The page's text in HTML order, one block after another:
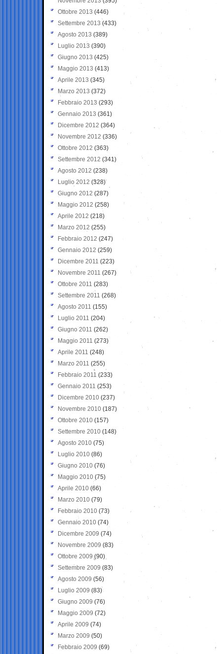
Ottobre 2013 (446)
Settembre 2013 (433)
Agosto 2013 (389)
Luglio 2013 (390)
Giugno 2013 (425)
Maggio 2013 (413)
Aprile 2013 (345)
Marzo 2013 (372)
Febbraio 2013 (293)
Gennaio 2013 (361)
Dicembre 2012 (364)
Novembre 2012 (336)
Ottobre 2012 (363)
Settembre 2012 (341)
Agosto 2012 (238)
Luglio 2012 (328)
Giugno 2012 (287)
Maggio 2012 (258)
Aprile 2012 (218)
Marzo 2012 (255)
Febbraio 2012 (247)
Gennaio 2012 (259)
Dicembre 2011 (223)
Novembre 2011 (267)
Ottobre 2011 (283)
Settembre 2011 (268)
Agosto 2011 (155)
Luglio 2011 (204)
Giugno 2011 (262)
Maggio 2011 (273)
Aprile 2011 (248)
Marzo 2011 (255)
Febbraio 2011 (233)
Gennaio 2011 (253)
Dicembre 2010 (237)
Novembre 2010 (187)
Ottobre 2010 (157)
Settembre 2010 (148)
Agosto 2010 (75)
Luglio 2010 (86)
Giugno 2010 (76)
Maggio 2010 (75)
Aprile 2010 (66)
Marzo 2010 (79)
Febbraio 2010 (73)
Gennaio 2010 (74)
Dicembre 2009 (74)
Novembre 2009 (83)
Ottobre 2009 (90)
Settembre 2009 (83)
Agosto 2009 (56)
Luglio 2009 (83)
Giugno 2009 (76)
Maggio 2009 (72)
Aprile 2009 (74)
Marzo 2009 (50)
Febbraio 2009 (69)